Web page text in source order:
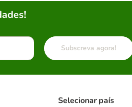
Subscreva agora!
Selecionar país